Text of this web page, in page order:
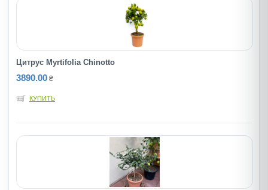
Цитрус Myrtifolia Chinotto
3890.00 ₴
КУПИТЬ